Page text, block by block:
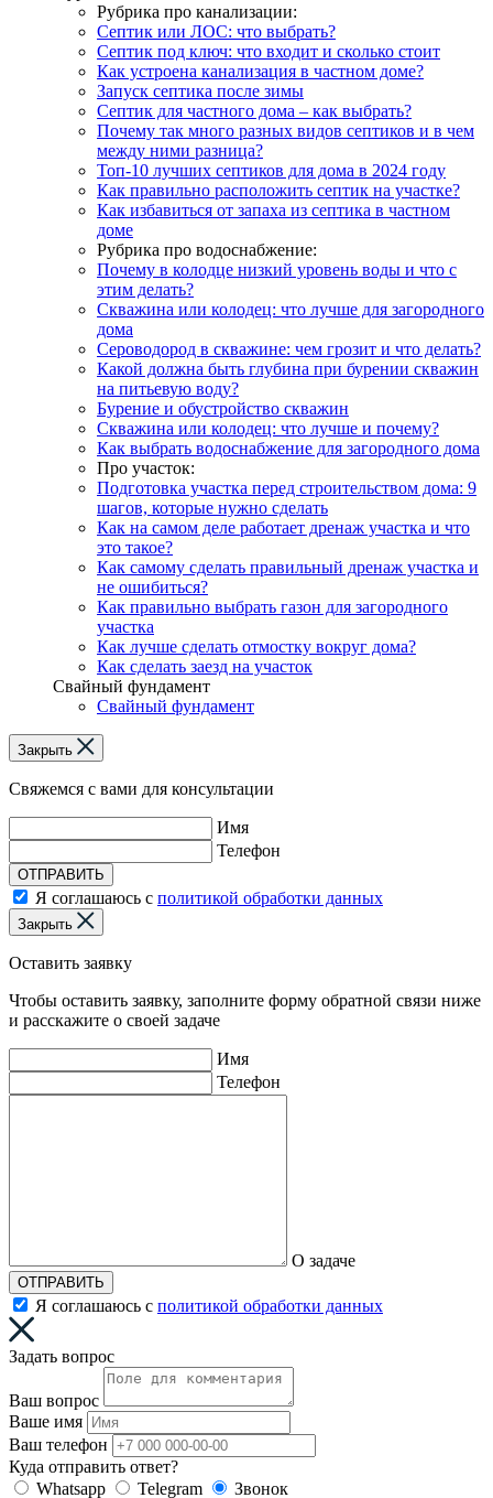
Рубрика про канализации:
Септик или ЛОС: что выбрать?
Септик под ключ: что входит и сколько стоит
Как устроена канализация в частном доме?
Запуск септика после зимы
Септик для частного дома – как выбрать?
Почему так много разных видов септиков и в чем
между ними разница?
Топ-10 лучших септиков для дома в 2024 году
Как правильно расположить септик на участке?
Как избавиться от запаха из септика в частном
доме
Рубрика про водоснабжение:
Почему в колодце низкий уровень воды и что с
этим делать?
Скважина или колодец: что лучше для загородного
дома
Сероводород в скважине: чем грозит и что делать?
Какой должна быть глубина при бурении скважин
на питьевую воду?
Бурение и обустройство скважин
Скважина или колодец: что лучше и почему?
Как выбрать водоснабжение для загородного дома
Про участок:
Подготовка участка перед строительством дома: 9
шагов, которые нужно сделать
Как на самом деле работает дренаж участка и что
это такое?
Как самому сделать правильный дренаж участка и
не ошибиться?
Как правильно выбрать газон для загородного
участка
Как лучше сделать отмостку вокруг дома?
Как сделать заезд на участок
Свайный фундамент
Свайный фундамент
Закрыть
Свяжемся с вами для консультации
Имя
Телефон
ОТПРАВИТЬ
Я соглашаюсь с политикой обработки данных
Закрыть
Оставить заявку
Чтобы оставить заявку, заполните форму обратной связи ниже
и расскажите о своей задаче
Имя
Телефон
О задаче
ОТПРАВИТЬ
Я соглашаюсь с политикой обработки данных
Задать вопрос
Ваш вопрос
Ваше имя
Ваш телефон
Куда отправить ответ?
Whatsapp
Telegram Звонок